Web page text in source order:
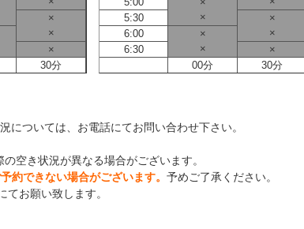
×
×
×
30分
5:30
×
×
6:00
×
×
6:30
×
×
00分
30分
については、お電話にてお問い合わせ下さい。
空き状況が異なる場合がございます。
約できない場合がございます。 予めご了承ください。
お願い致します。